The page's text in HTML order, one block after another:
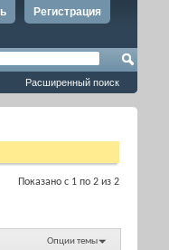
Регистрация
Расширенный поиск
Показано с 1 по 2 из 2
Опции темы